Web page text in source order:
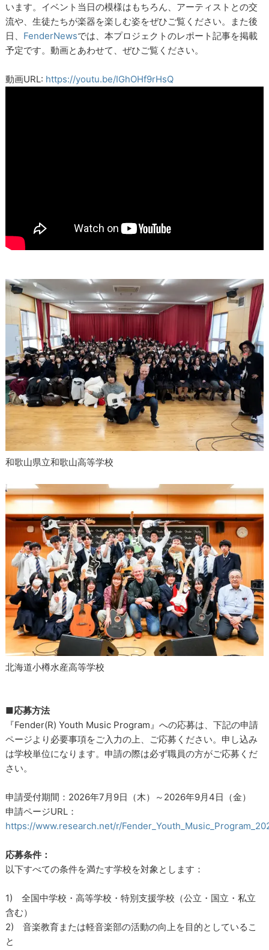
います。イベント当日の模様はもちろん、アーティストとの交
流や、生徒たちが楽器を楽しむ姿をぜひご覧ください。また後
日、 FenderNewsでは、本プロジェクトのレポート記事を掲載
予定です。動画とあわせて、ぜひご覧ください。
動画URL: https://youtu.be/IGhOHf9rHsQ
和歌山県立和歌山高等学校
北海道小樽水産高等学校
■応募方法
『Fender(R)︎ Youth Music Program』への応募は、下記の申請
ページより必要事項をご入力の上、ご応募ください。申し込み
は学校単位になります。申請の際は必ず職員の方がご応募くだ
さい。
申請受付期間：2026年7月9日（木）～2026年9月4日（金）
申請ページURL：
https://www.research.net/r/
応募条件：
以下すべての条件を満たす学校を対象とします：
1) 全国中学校・高等学校・特別支援学校（公立・国立・私立
含む）
2) 音楽教育または軽音楽部の活動の向上を目的としているこ
と